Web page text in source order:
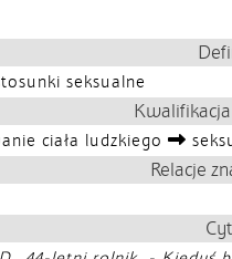
seksualne
ciała ludzkiego
Relacje